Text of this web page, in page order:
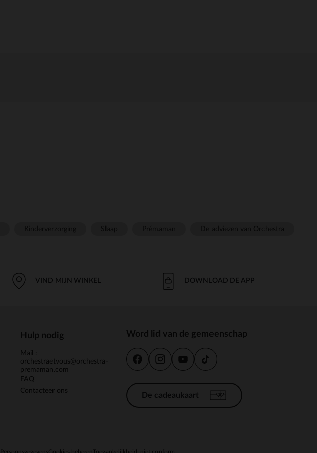
VIND MIJN WINKEL DOWNLOAD DE APP
Hulp nodig
Mail :
orchestraetvous@orchestra-
premaman.com
FAQ
Contacteer ons
Word lid van de gemeenschap
De cadeaukaart